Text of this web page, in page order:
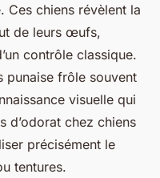
Ces chiens révèlent la
de leurs œufs,
contrôle classique.
punaise frôle souvent
visuelle qui
d’odorat chez chiens
précisément le
tentures.